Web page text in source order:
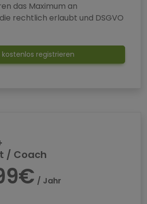
das Maximum an
rechtlich erlaubt und DSGVO
kostenlos registrieren
/ Coach
/ Jahr